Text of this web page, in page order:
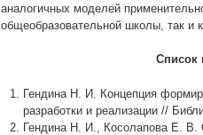
аналогичных моделей
общеобразовательной школы, так и
Список
Гендина Н. И. Концепция
разработки и реализации //
Гендина Н. И., Косолапова Е. В.